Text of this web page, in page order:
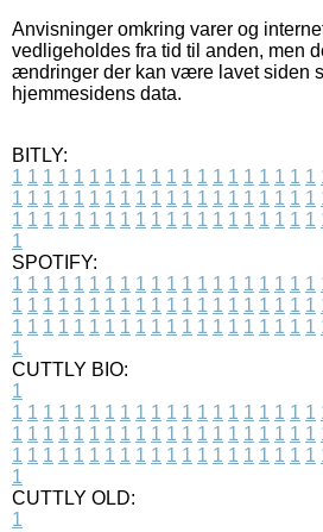
Anvisninger omkring varer og
vedligeholdes fra tid til anden, men
ændringer der kan være lavet siden
hjemmesidens data.
BITLY:
1 1 1 1 1 1 1 1 1 1 1 1 1 1 1 1 1 1 1 1
1 1 1 1 1 1 1 1 1 1 1 1 1 1 1 1 1 1 1 1
1 1 1 1 1 1 1 1 1 1 1 1 1 1 1 1 1 1 1 1
1
SPOTIFY:
1 1 1 1 1 1 1 1 1 1 1 1 1 1 1 1 1 1 1 1
1 1 1 1 1 1 1 1 1 1 1 1 1 1 1 1 1 1 1 1
1 1 1 1 1 1 1 1 1 1 1 1 1 1 1 1 1 1 1 1
1
CUTTLY BIO:
1
1 1 1 1 1 1 1 1 1 1 1 1 1 1 1 1 1 1 1 1
1 1 1 1 1 1 1 1 1 1 1 1 1 1 1 1 1 1 1 1
1 1 1 1 1 1 1 1 1 1 1 1 1 1 1 1 1 1 1 1
1
CUTTLY OLD:
1